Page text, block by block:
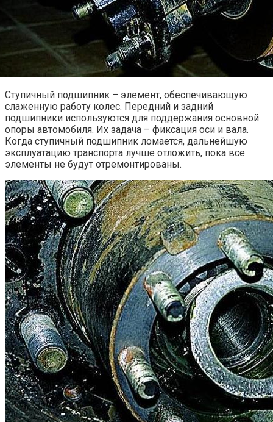
Ступичный подшипник – элемент, обеспечивающую
слаженную работу колес. Передний и задний
подшипники используются для поддержания основной
опоры автомобиля. Их задача – фиксация оси и вала.
Когда ступичный подшипник ломается, дальнейшую
эксплуатацию транспорта лучше отложить, пока все
элементы не будут отремонтированы.